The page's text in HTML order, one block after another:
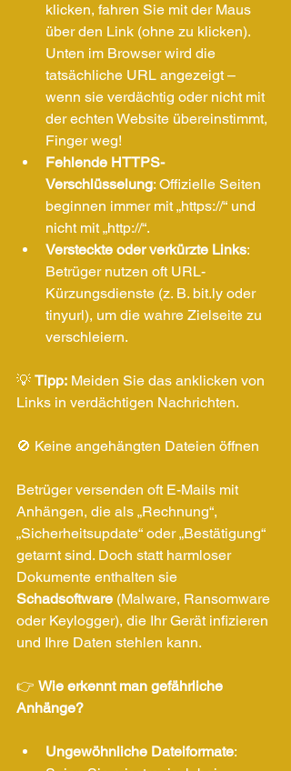
klicken, fahren Sie mit der Maus
über den Link (ohne zu klicken).
Unten im Browser wird die
tatsächliche URL angezeigt –
wenn sie verdächtig oder nicht mit
der echten Website übereinstimmt,
Finger weg!
Fehlende HTTPS-
Verschlüsselung: Offizielle Seiten
beginnen immer mit „https://“ und
nicht mit „http://“.
Versteckte oder verkürzte Links:
Betrüger nutzen oft URL-
Kürzungsdienste (z. B. bit.ly oder
tinyurl), um die wahre Zielseite zu
verschleiern.
💡 Tipp: Meiden Sie das anklicken von
Links in verdächtigen Nachrichten.
🚫 Keine angehängten Dateien öffnen
Betrüger versenden oft E-Mails mit
Anhängen, die als „Rechnung“,
„Sicherheitsupdate“ oder „Bestätigung“
getarnt sind. Doch statt harmloser
Dokumente enthalten sie
Schadsoftware (Malware, Ransomware
oder Keylogger), die Ihr Gerät infizieren
und Ihre Daten stehlen kann.
👉 Wie erkennt man gefährliche
Anhänge?
Ungewöhnliche Dateiformate: